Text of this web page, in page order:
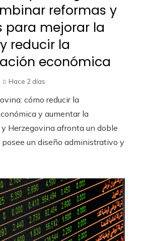
reformas y
para mejorar la
reducir la
económica
Hace 2 días
cómo reducir la
y aumentar la
Herzegovina afronta un doble
posee un diseño administrativo y